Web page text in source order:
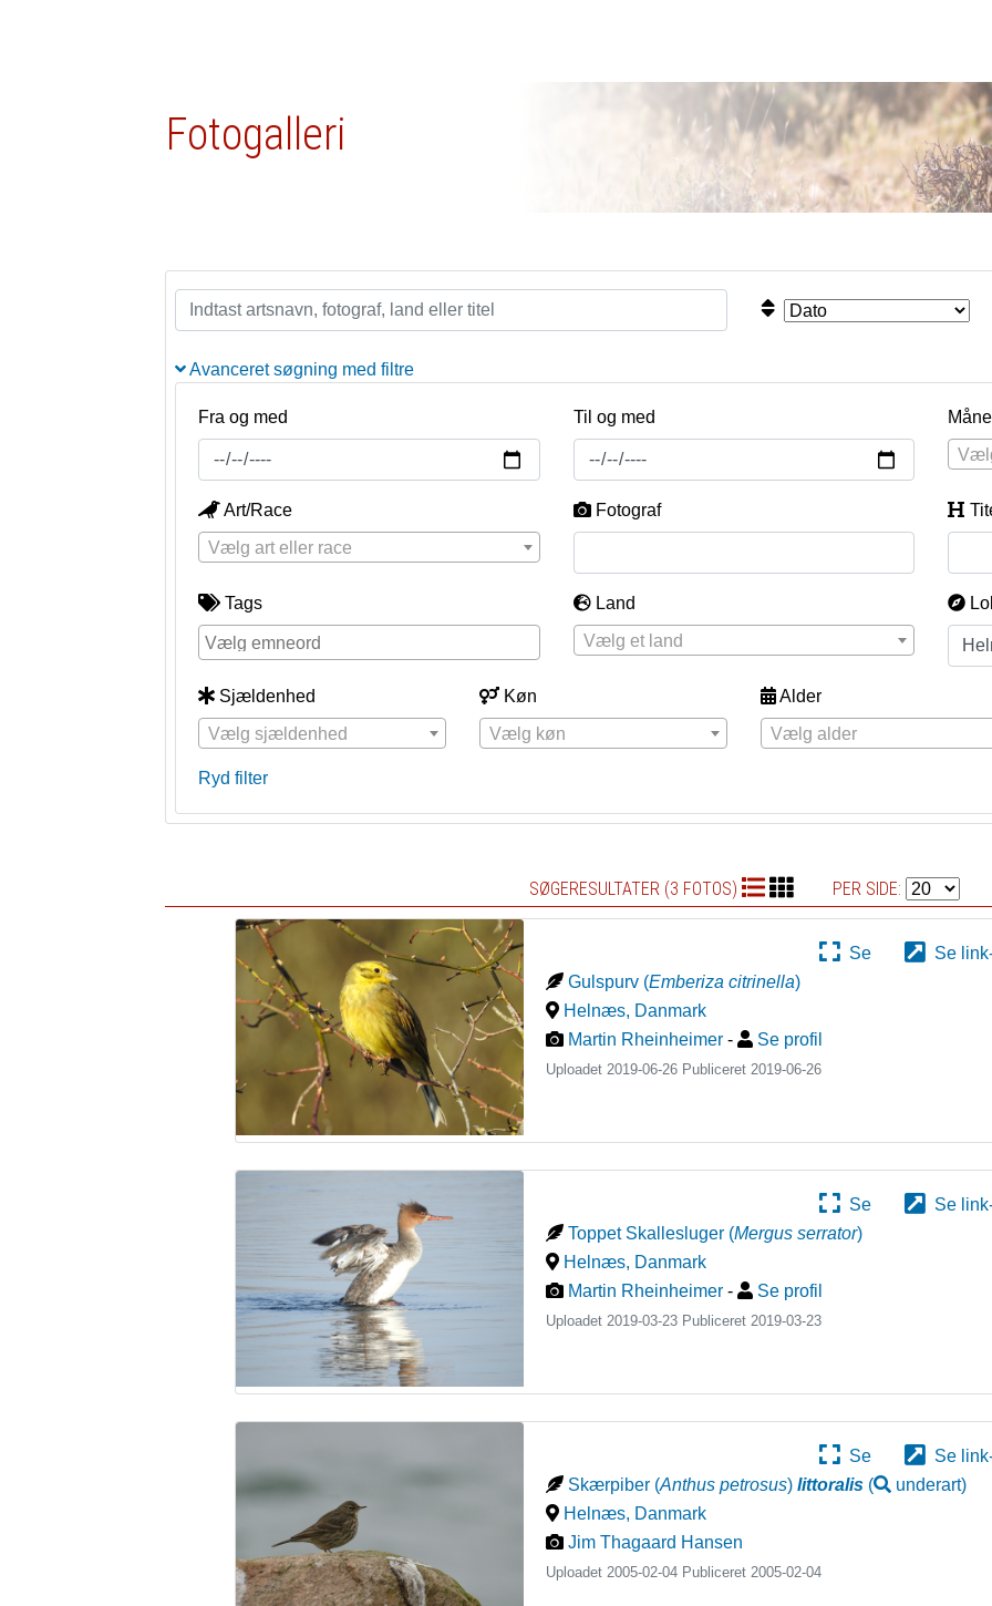
Fotogalleri
Avanceret søgning med filtre
Fra og med Til og med
Art/Race
Vælg art eller race
Fotograf
Tags
Land
Vælg et land
Sjældenhed
Vælg sjældenhed
Køn
Vælg køn
Alder
Vælg alder
Ryd filter
SØGERESULTATER (3 FOTOS) PER SIDE:
Se
Se
Gulspurv (Emberiza citrinella)
Helnæs, Danmark
Martin Rheinheimer - Se profil
Uploadet 2019-06-26 Publiceret2019-06-26
Se
Se
Toppet Skallesluger (Mergus serrator)
Helnæs, Danmark
Martin Rheinheimer - Se profil
Uploadet 2019-03-23 Publiceret2019-03-23
Se
Se
Skærpiber (Anthus petrosus)littoralis ( underart)
Helnæs, Danmark
Jim Thagaard Hansen
Uploadet 2005-02-04 Publiceret2005-02-04